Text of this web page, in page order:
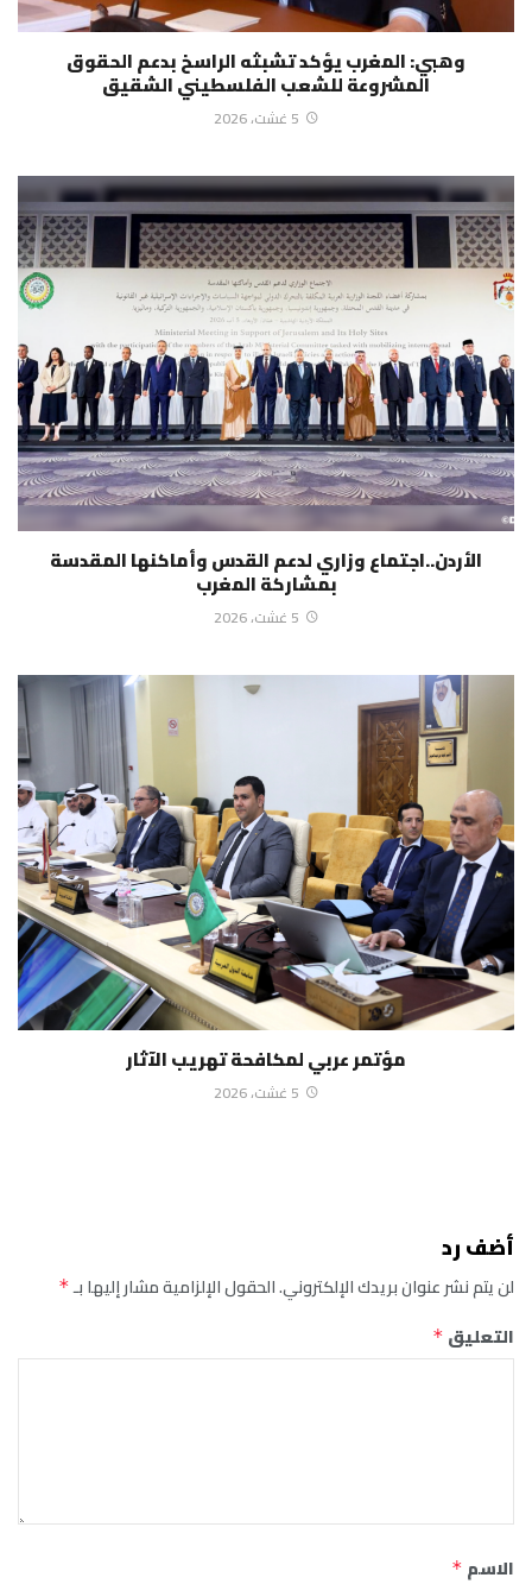
وهبي: المغرب يؤكد تشبثه الراسخ بدعم الحقوق
المشروعة للشعب الفلسطيني الشقيق
5 غشت، 2026
الأردن..اجتماع وزاري لدعم القدس وأماكنها المقدسة
بمشاركة المغرب
5 غشت، 2026
مؤتمر عربي لمكافحة تهريب الآثار
5 غشت، 2026
أضف رد
لن يتم نشر عنوان بريدك الإلكتروني.الحقول الإلزامية مشار إليها بـ*
التعليق *
الاسم *